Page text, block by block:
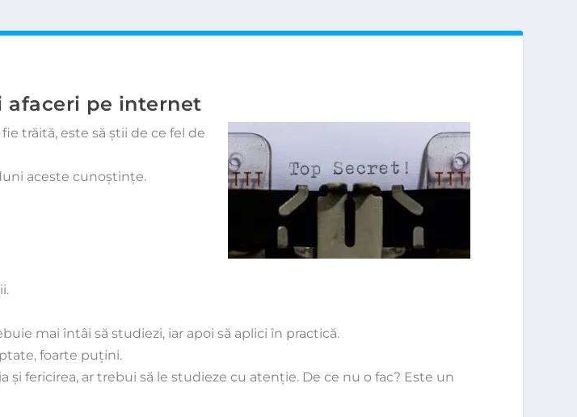
afaceri pe internet
trăită, este să ştii de ce fel de
aceste cunoştinţe.
mai întâi să studiezi, iar apoi să aplici în practică.
foarte puţini.
fericirea, ar trebui să le studieze cu atenţie. De ce nu o fac? Este un